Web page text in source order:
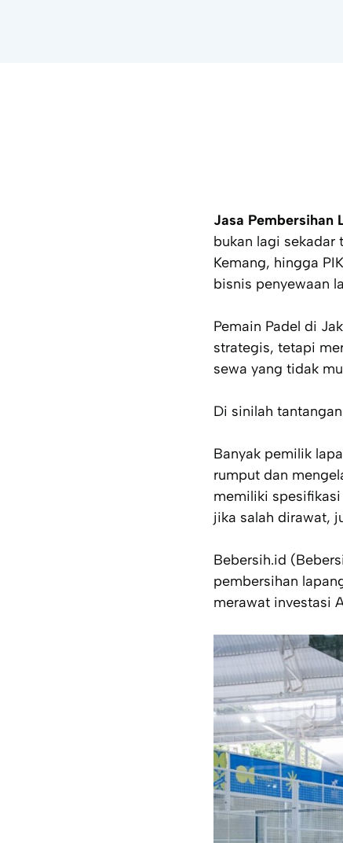
Jasa Pembersihan
bukan lagi sekadar
Kemang, hingga
bisnis penyewaan
Pemain Padel di
strategis, tetapi
sewa yang tidak
Di sinilah
Banyak pemilik
rumput dan
memiliki
jika salah dirawat,
Bebersih.id
pembersihan
merawat investasi